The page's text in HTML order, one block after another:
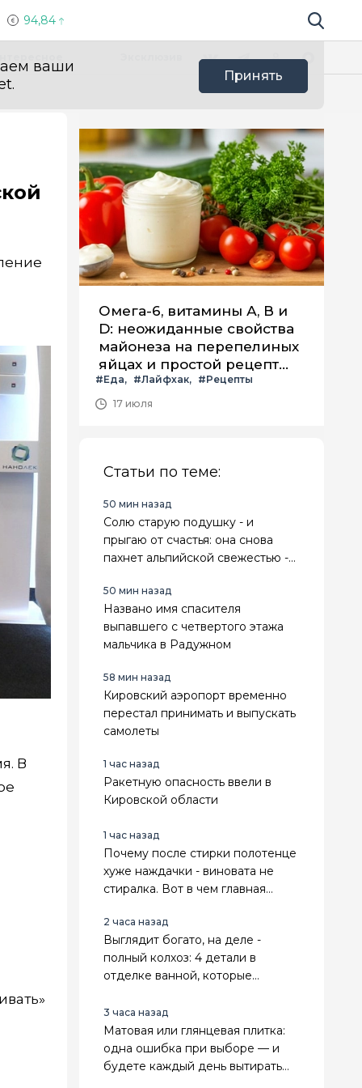
94,84 Поиск по
ваши
Принять
В
Омега-6, витамины А, В и
D: неожиданные свойства
майонеза на перепелиных
яйцах и простой рецепт
летнего салата с ним
#Еда #Лайфхак
#Рецепты
17 июля
Статьи по теме:
50 мин назад
Солю старую подушку - и
прыгаю от счастья: она снова
пахнет альпийской свежестью -
без стирки
50 мин назад
Названо имя спасителя
выпавшего с четвертого этажа
мальчика в Радужном
58 мин назад
Кировский аэропорт временно
перестал принимать и выпускать
самолеты
1 час назад
Ракетную опасность ввели в
Кировской области
1 час назад
Почему после стирки полотенце
хуже наждачки - виновата не
стиралка. Вот в чем главная
2 часа назад
Выглядит богато, на деле -
полный колхоз: 4 детали в
отделке ванной, которые
ремонт
3 часа назад
Матовая или глянцевая плитка:
одна ошибка при выборе — и
будете каждый день вытирать